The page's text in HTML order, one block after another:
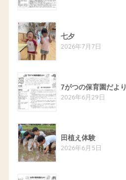
七夕
2026年7月7日
7がつの保育園だより
2026年6月29日
田植え体験
2026年6月5日